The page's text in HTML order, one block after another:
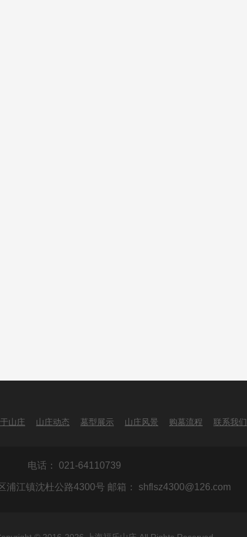
山庄 山庄动态 墓型展示 山庄风景 购墓流程 联系我们
电话： 021-64110739
浦江镇沈杜公路4300号 邮箱： shflsz4300@126.com